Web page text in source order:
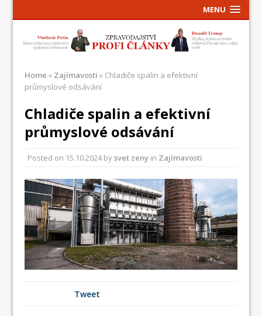
MENU
Home » Zajímavosti » Chladiče spalin a efektivní
průmyslové odsávání
Chladiče spalin a efektivní
průmyslové odsávání
Posted on 15.10.2024bysvet zeny in Zajímavosti
Tweet